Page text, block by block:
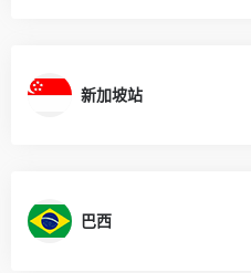
新加坡站
巴西